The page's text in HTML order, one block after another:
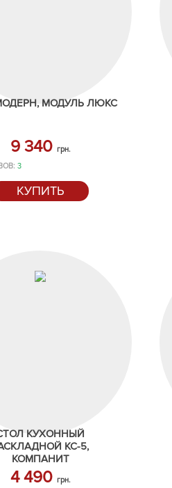
МОДУЛЬ ЛЮКС
9 340 грн.
3
КУПИТЬ
КУХОННЫЙ
КС-5,
КОМПАНИТ
4 490 грн.